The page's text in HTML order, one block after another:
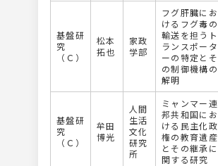
基盤研
究
（Ｃ）
松本
拓也
家政
学部
フグ肝臓にお
けるフグ毒の
輸送を担うト
ランスポータ
ーの特定とそ
の制御機構の
解明
基盤研
究
（Ｃ）
牟田
博光
人間
生活
文化
研究
所
ミャンマー連
邦共和国にお
ける民主化政
権の教育遺産
とその継承に
関する研究